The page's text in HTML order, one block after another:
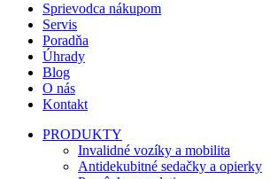
Sprievodca nákupom
Servis
Poradňa
Úhrady
Blog
O nás
Kontakt
PRODUKTY
Invalidné vozíky a mobilita
Antidekubitné sedačky a opierky